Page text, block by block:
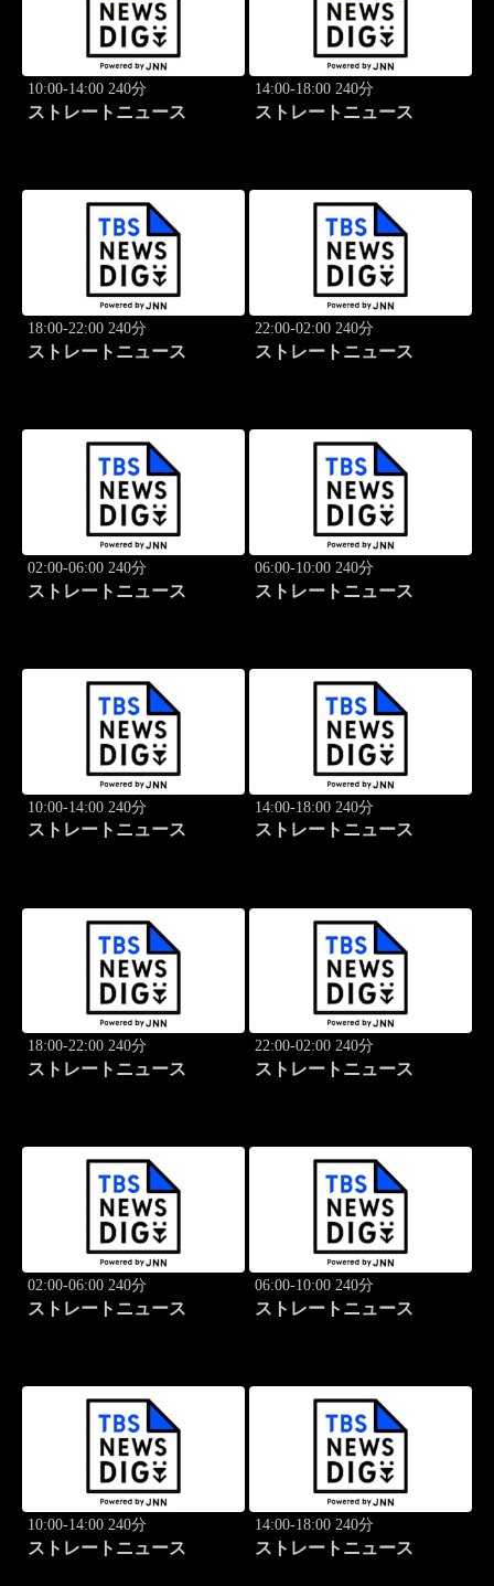
10:00-14:00 240分
ストレートニュース
14:00-18:00 240分
ストレートニュース
18:00-22:00 240分
ストレートニュース
22:00-02:00 240分
ストレートニュース
02:00-06:00 240分
ストレートニュース
06:00-10:00 240分
ストレートニュース
10:00-14:00 240分
ストレートニュース
14:00-18:00 240分
ストレートニュース
18:00-22:00 240分
ストレートニュース
22:00-02:00 240分
ストレートニュース
02:00-06:00 240分
ストレートニュース
06:00-10:00 240分
ストレートニュース
10:00-14:00 240分
ストレートニュース
14:00-18:00 240分
ストレートニュース